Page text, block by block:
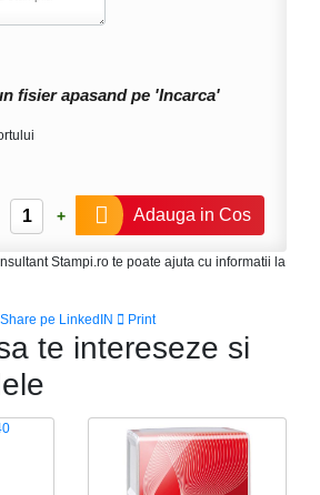
fisier apasand pe 'Incarca'
+ Adauga in Cos
Stampi.ro te poate ajuta cu informatii la
Share pe LinkedIN Print
te intereseze si